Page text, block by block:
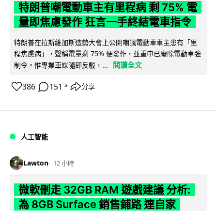
特朗普嘲電動車主有里程病 剩 75% 電
量即焦慮發作 狂言一手終結電車指令
特朗普在拉斯維加斯造勢大會上公開嘲諷電動車車主患有「里
程焦慮病」，聲稱電量剩 75% 便發作，並重申已廢除電動車強
制令。惟專業車媒隨即反駁，...
閱讀全文
386 151 ↗ 分享
人工智能
Lawton 12 小時
微軟刪走 32GB RAM 遊戲建議 分析:
為 8GB Surface 銷售鋪路 連自家